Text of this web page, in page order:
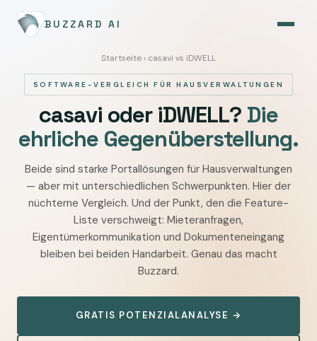
BUZZARD AI
Startseite › casavi vs iDWELL
SOFTWARE-VERGLEICH FÜR HAUSVERWALTUNGEN
casavi oder iDWELL? Die
ehrliche Gegenüberstellung.
casavi
vs
iDWELL
—
Vergleich
für
Unterschiede,
Beide sind starke Portallösungen für Hausverwaltungen
— aber mit unterschiedlichen Schwerpunkten. Hier der
nüchterne Vergleich. Und der Punkt, den die Feature-
Liste verschweigt: Mieteranfragen,
Eigentümerkommunikation und Dokumenteneingang
bleiben bei beiden Handarbeit. Genau das macht
Buzzard.
GRATIS POTENZIALANALYSE →